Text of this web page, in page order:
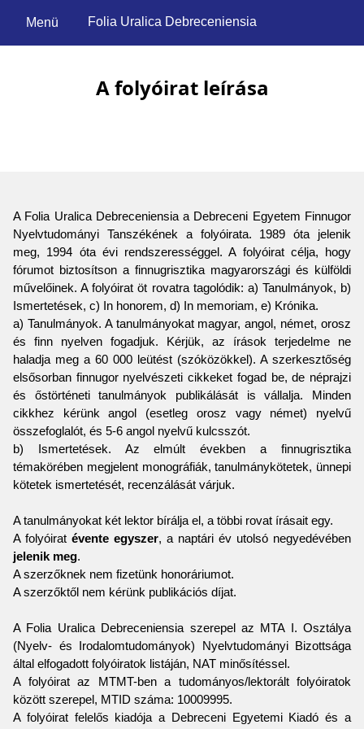
Menü Folia Uralica Debreceniensia
A folyóirat leírása
A Folia Uralica Debreceniensia a Debreceni Egyetem Finnugor
Nyelvtudományi Tanszékének a folyóirata. 1989 óta jelenik
meg, 1994 óta évi rendszerességgel. A folyóirat célja, hogy
fórumot biztosítson a finnugrisztika magyarországi és külföldi
művelőinek. A folyóirat öt rovatra tagolódik: a) Tanulmányok, b)
Ismertetések, c) In honorem, d) In memoriam, e) Krónika.
a) Tanulmányok. A tanulmányokat magyar, angol, német, orosz
és finn nyelven fogadjuk. Kérjük, az írások terjedelme ne
haladja meg a 60 000 leütést (szóközökkel). A szerkesztőség
elsősorban finnugor nyelvészeti cikkeket fogad be, de néprajzi
és őstörténeti tanulmányok publikálását is vállalja. Minden
cikkhez kérünk angol (esetleg orosz vagy német) nyelvű
összefoglalót, és 5-6 angol nyelvű kulcsszót.
b) Ismertetések. Az elmúlt években a finnugrisztika
témakörében megjelent monográfiák, tanulmánykötetek, ünnepi
kötetek ismertetését, recenzálását várjuk.
A tanulmányokat két lektor bírálja el, a többi rovat írásait egy.
A folyóirat évente egyszer, a naptári év utolsó negyedévében
jelenik meg.
A szerzőknek nem fizetünk honoráriumot.
A szerzőktől nem kérünk publikációs díjat.
A Folia Uralica Debreceniensia szerepel az MTA I. Osztálya
(Nyelv- és Irodalomtudományok) Nyelvtudományi Bizottsága
által elfogadott folyóiratok listáján, NAT minősítéssel.
A folyóirat az MTMT-ben a tudományos/lektorált folyóiratok
között szerepel, MTID száma: 10009995.
A folyóirat felelős kiadója a Debreceni Egyetemi Kiadó és a